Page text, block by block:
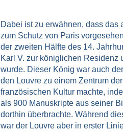
Dabei ist zu erwähnen, dass das
zum Schutz von Paris
der zweiten Hälfte des 14.
Karl V. zur königlichen Residenz
wurde. Dieser König war auch
den Louvre zu einem Zentrum der
französischen Kultur machte,
als 900 Manuskripte aus seiner
dorthin überbrachte. Während
war der Louvre aber in erster